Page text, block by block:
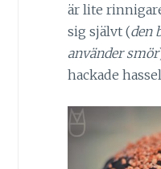
är lite
sig självt (den
använder smör
hackade